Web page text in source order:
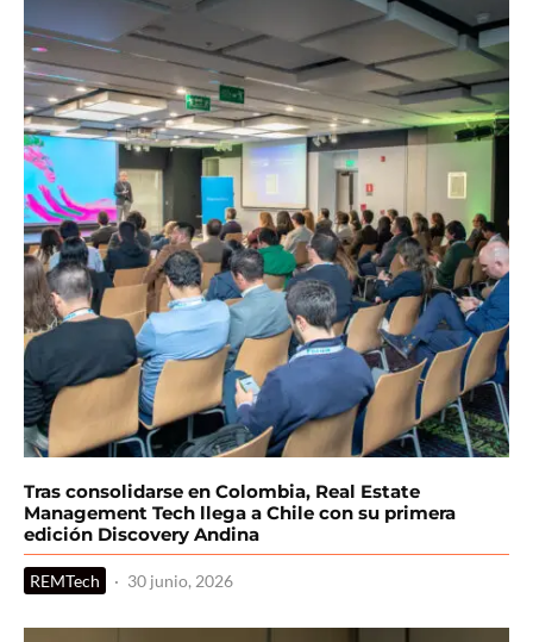
Tras consolidarse en Colombia, Real Estate
Management Tech llega a Chile con su primera
edición Discovery Andina
REMTech · 30 junio, 2026